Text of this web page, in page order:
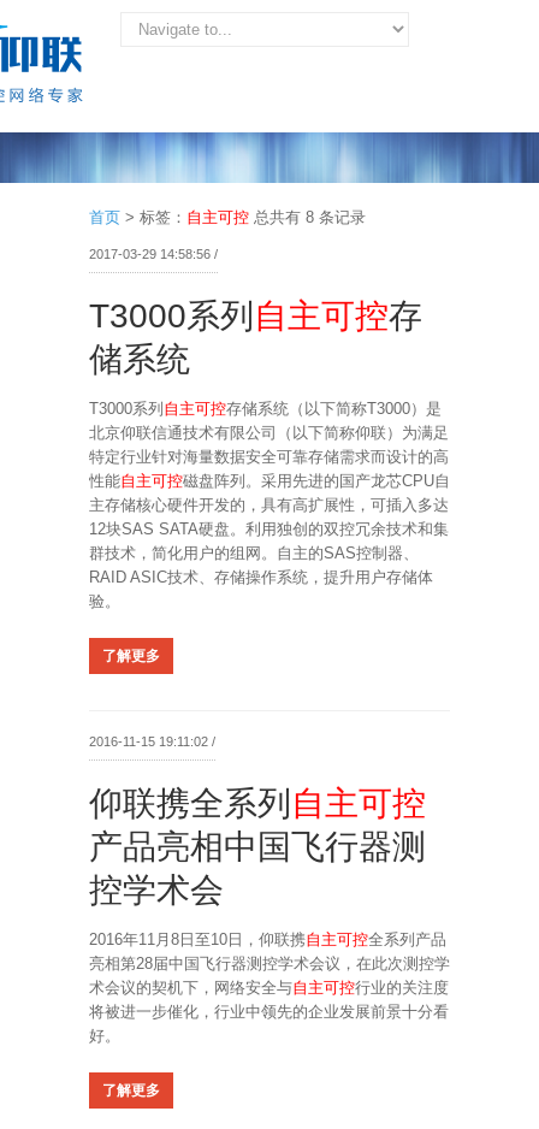
首页 > 标签： 自主可控 总共有 8 条记录
2017-03-29 14:58:56 /
T3000系列 自主可控存
储系统
T3000系列 自主可控存储系统（以下简称T3000）是
北京仰联信通技术有限公司（以下简称仰联）为满足
特定行业针对海量数据安全可靠存储需求而设计的高
性能自主可控磁盘阵列。采用先进的国产龙芯CPU自
主存储核心硬件开发的，具有高扩展性，可插入多达
12块SAS SATA硬盘。利用独创的双控冗余技术和集
群技术，简化用户的组网。自主的SAS控制器、
RAID ASIC技术、存储操作系统，提升用户存储体
验。
了解更多
2016-11-15 19:11:02 /
仰联携全系列 自主可控
产品亮相中国飞行器测
控学术会
2016年11月8日至10日，仰联携自主可控全系列产品
亮相第28届中国飞行器测控学术会议，在此次测控学
术会议的契机下，网络安全与自主可控行业的关注度
将被进一步催化，行业中领先的企业发展前景十分看
好。
了解更多